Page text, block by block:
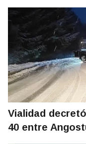
Vialidad
40 entre